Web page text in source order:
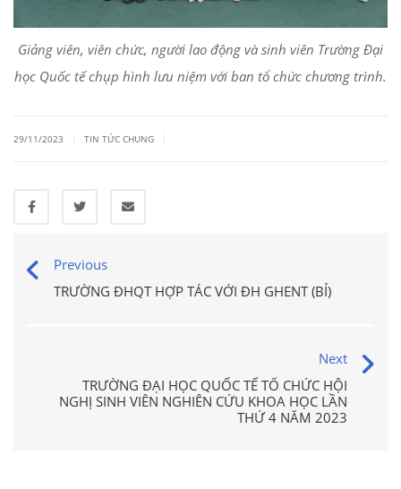
Giảng viên, viên chức, người lao động và sinh viên Trường Đại
học Quốc tế chụp hình lưu niệm với ban tổ chức chương trình.
29/11/2023 TIN TỨC CHUNG
Previous
TRƯỜNG ĐHQT HỢP TÁC VỚI ĐH GHENT (BỈ)
Next
TRƯỜNG ĐẠI HỌC QUỐC TẾ TỔ CHỨC HỘI
NGHỊ SINH VIÊN NGHIÊN CỨU KHOA HỌC LẦN
THỨ 4 NĂM 2023